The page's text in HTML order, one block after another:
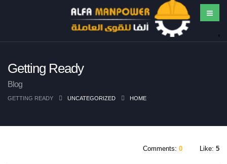
Getting Ready
Blog
HOME
UNCATEGORIZED
GETTING READY
Comments: 0 Like: 5